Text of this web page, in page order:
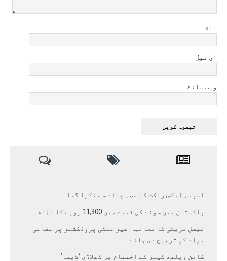
نام
ای میل
ویب سائٹ
اسپیس ایکس راکٹ کا حصہ چاند سے ٹکرا گیا
پاکستان میں سونے کی قیمت میں 11,300 روپے کا اضافہ
فیصل قریشی کا مطالبہ: غیر ملکی پروڈکشنز پر مقامی
مواد کو ترجیح دی جائے
کامن ویلتھ گیمز کے اختتام پر کھلاڑی ‘لاپتہ’